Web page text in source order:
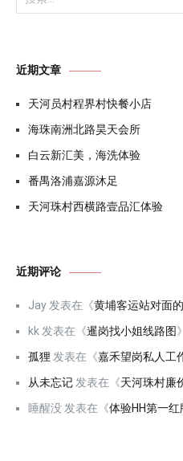
索：
近期文章
天河员村程界村快餐小店
海珠南洲北路昊天会所
白云新汇美，海洗体验
番禺洛浦嘉源沐足
天河珠村西横路壹品汇体验
近期评论
Jay 发表在《黄埔客运站对面
kk 发表在《暹岗找小姐线路图》
孤狸 发表在《嘉禾望岗私人工
从未忘记 发表在《天河珠村廉
睡醒没 发表在《体验HH第一